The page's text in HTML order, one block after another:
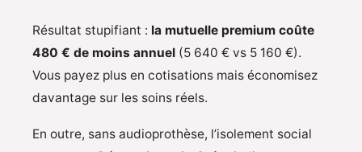
Résultat stupifiant : la mutuelle premium coûte
480 € de moins annuel (5 640 € vs 5 160 €).
Vous payez plus en cotisations mais économisez
davantage sur les soins réels.
En outre, sans audioprothèse, l’isolement social